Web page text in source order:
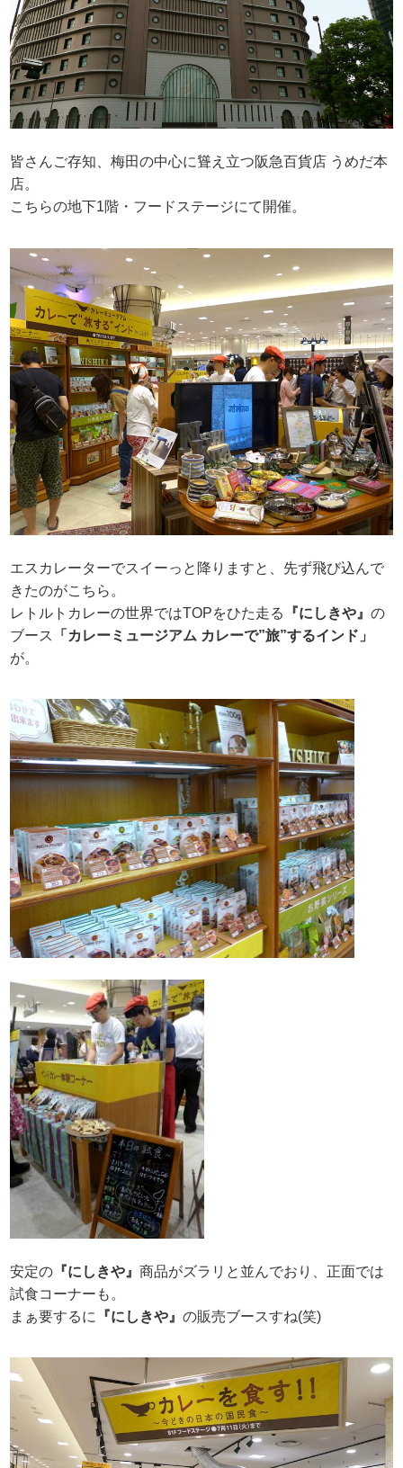
皆さんご存知、梅田の中心に聳え立つ阪急百貨店 うめだ本
店。
こちらの地下1階・フードステージにて開催。
エスカレーターでスイーっと降りますと、先ず飛び込んで
きたのがこちら。
レトルトカレーの世界ではTOPをひた走る
『にしきや』の
ブース
「カレーミュージアム カレーで”旅”するインド」
が。
安定の 『にしきや』商品がズラリと並んでおり、正面では
試食コーナーも。
まぁ要するに
『にしきや』の販売ブースすね(笑)